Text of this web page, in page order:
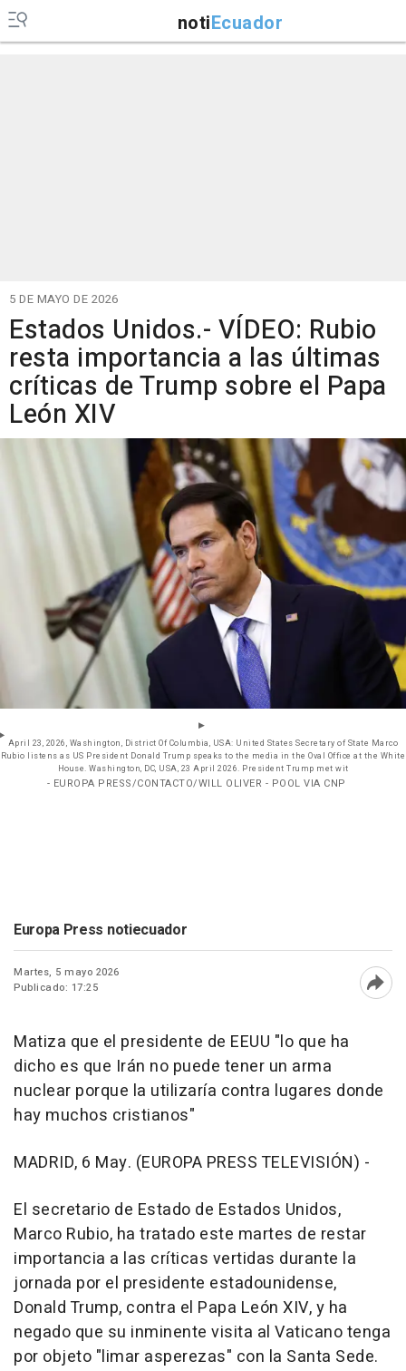
notiEcuador
5 DE MAYO DE 2026
Estados Unidos.- VÍDEO: Rubio
resta importancia a las últimas
críticas de Trump sobre el Papa
León XIV
April 23, 2026, Washington, District Of Columbia, USA: United States Secretary of State Marco
Rubio listens as US President Donald Trump speaks to the media in the Oval Office at the White
House. Washington, DC, USA, 23 April 2026. President Trump met wit
- EUROPA PRESS/CONTACTO/WILL OLIVER - POOL VIA CNP
Europa Press notiecuador
Martes, 5 mayo 2026
Publicado: 17:25
Matiza que el presidente de EEUU "lo que ha
dicho es que Irán no puede tener un arma
nuclear porque la utilizaría contra lugares donde
hay muchos cristianos"
MADRID, 6 May. (EUROPA PRESS TELEVISIÓN) -
El secretario de Estado de Estados Unidos,
Marco Rubio, ha tratado este martes de restar
importancia a las críticas vertidas durante la
jornada por el presidente estadounidense,
Donald Trump, contra el Papa León XIV, y ha
negado que su inminente visita al Vaticano tenga
por objeto "limar asperezas" con la Santa Sede.